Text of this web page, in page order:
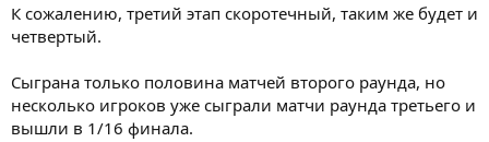
К сожалению, третий этап скоротечный, таким же будет и
четвертый.
Сыграна только половина матчей второго раунда, но
несколько игроков уже сыграли матчи раунда третьего и
вышли в 1/16 финала.